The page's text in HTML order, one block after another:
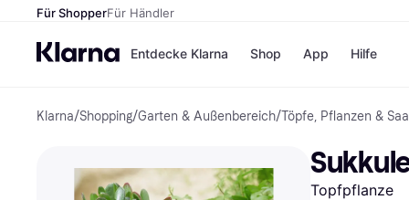
Für ShopperFür Händler
Entdecke Klarna
Zahlungsmethoden
Sofort bezahlen
Bezahle in 3
Bezahle in bis zu 30 Tagen
Shop
Shops
H&M
Temu
App Hilfe
Klarna/Shopping/Garten & Außenbereich/Töpfe, Pflanzen &
Topfpflanze